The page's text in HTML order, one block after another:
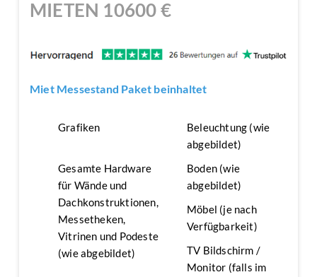
MIETEN 10600€
Miet Messestand Paket beinhaltet
Grafiken
Beleuchtung (wie
abgebildet)
Gesamte Hardware
für Wände und
Dachkonstruktionen,
Messetheken,
Vitrinen und Podeste
(wie abgebildet)
Boden (wie
abgebildet)
Möbel (je nach
Verfügbarkeit)
TV Bildschirm /
Monitor (falls im